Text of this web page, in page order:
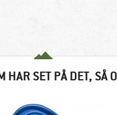
HAR SET PÅ DET, SÅ